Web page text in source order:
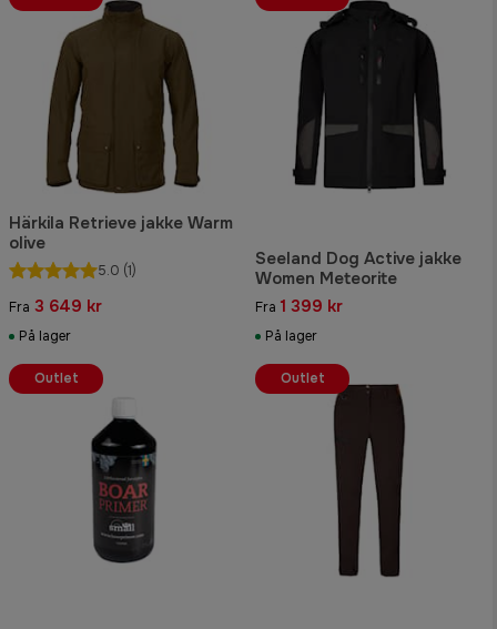
Härkila Retrieve jakke Warm
olive
5.0 (1)
Fra 3 649 kr
På lager
Seeland Dog Active jakke
Women Meteorite
Fra 1 399 kr
På lager
Outlet Outlet